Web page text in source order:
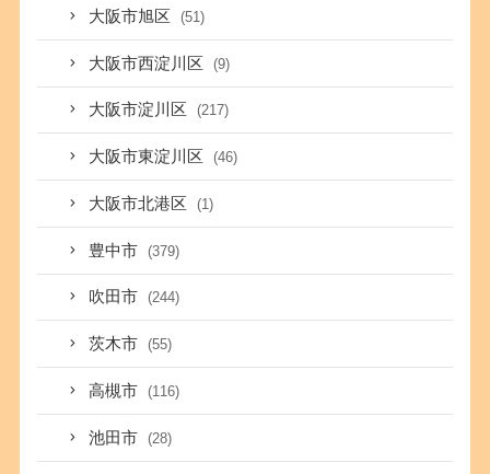
大阪市旭区 (51)
大阪市西淀川区 (9)
大阪市淀川区 (217)
大阪市東淀川区 (46)
大阪市北港区 (1)
豊中市 (379)
吹田市 (244)
茨木市 (55)
高槻市 (116)
池田市 (28)